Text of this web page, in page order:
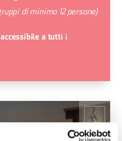
di minimo 12 persone)
accessibile a tutti i